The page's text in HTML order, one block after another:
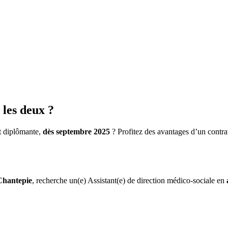
deux ?
diplômante, dès septembre 2025 ? Profitez des avantages d’un
, recherche un(e) Assistant(e) de direction médico-sociale en